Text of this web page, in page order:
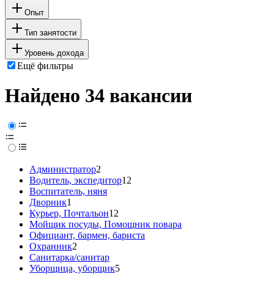
Опыт
Тип занятости
Уровень дохода
Ещё фильтры
Найдено 34 вакансии
Администратор2
Водитель, экспедитор12
Воспитатель, няня
Дворник1
Курьер, Почтальон12
Мойщик посуды, Помощник повара
Официант, бармен, бариста
Охранник2
Санитарка/санитар
Уборщица, уборщик5